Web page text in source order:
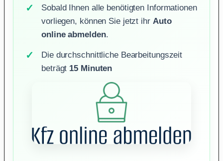
Sobald Ihnen alle benötigten Informationen
vorliegen, können Sie jetzt ihr Auto
online abmelden.
Die durchschnittliche Bearbeitungszeit
beträgt 15 Minuten